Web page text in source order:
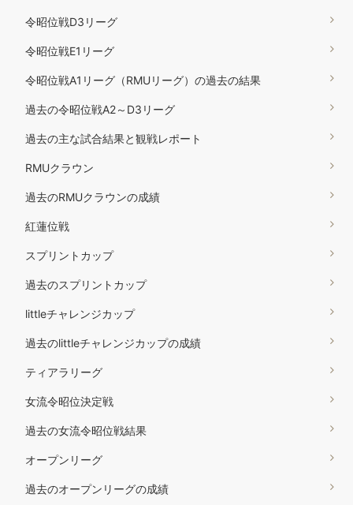
令昭位戦D3リーグ
令昭位戦E1リーグ
令昭位戦A1リーグ（RMUリーグ）の過去の結果
過去の令昭位戦A2～D3リーグ
過去の主な試合結果と観戦レポート
RMUクラウン
過去のRMUクラウンの成績
紅蓮位戦
スプリントカップ
過去のスプリントカップ
littleチャレンジカップ
過去のlittleチャレンジカップの成績
ティアラリーグ
女流令昭位決定戦
過去の女流令昭位戦結果
オープンリーグ
過去のオープンリーグの成績